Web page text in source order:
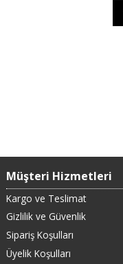
Müşteri Hizmetleri
Kargo ve Teslimat
Gizlilik ve Güvenlik
Sipariş Koşulları
Üyelik Koşulları